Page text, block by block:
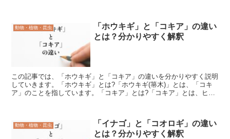
動物・植物・昆虫
「ホウキギ」と「コキア」の違い
とは？分かりやすく解釈
この記事では、「ホウキギ」と「コキア」の違いを分かりやすく説明
していきます。「ホウキギ」とは?「ホウキギ(箒木)」とは、「コキ
ア」のことを指しています。「コキア」とは?「コキア」とは、ヒユ
動物・植物・昆虫
「イナゴ」と「コオロギ」の違い
とは？分かりやすく解釈